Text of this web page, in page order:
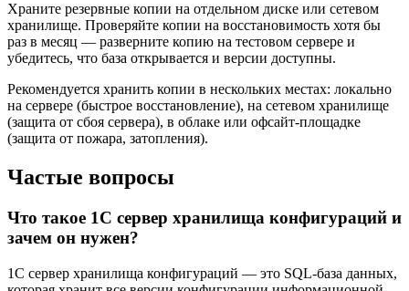
Храните резервные копии на отдельном диске или сетевом
хранилище. Проверяйте копии на восстановимость хотя бы
раз в месяц — разверните копию на тестовом сервере и
убедитесь, что база открывается и версии доступны.
Рекомендуется хранить копии в нескольких местах: локально
на сервере (быстрое восстановление), на сетевом хранилище
(защита от сбоя сервера), в облаке или офсайт-площадке
(защита от пожара, затопления).
Частые вопросы
Что такое 1С сервер хранилища конфигураций и
зачем он нужен?
1С сервер хранилища конфигураций — это SQL-база данных,